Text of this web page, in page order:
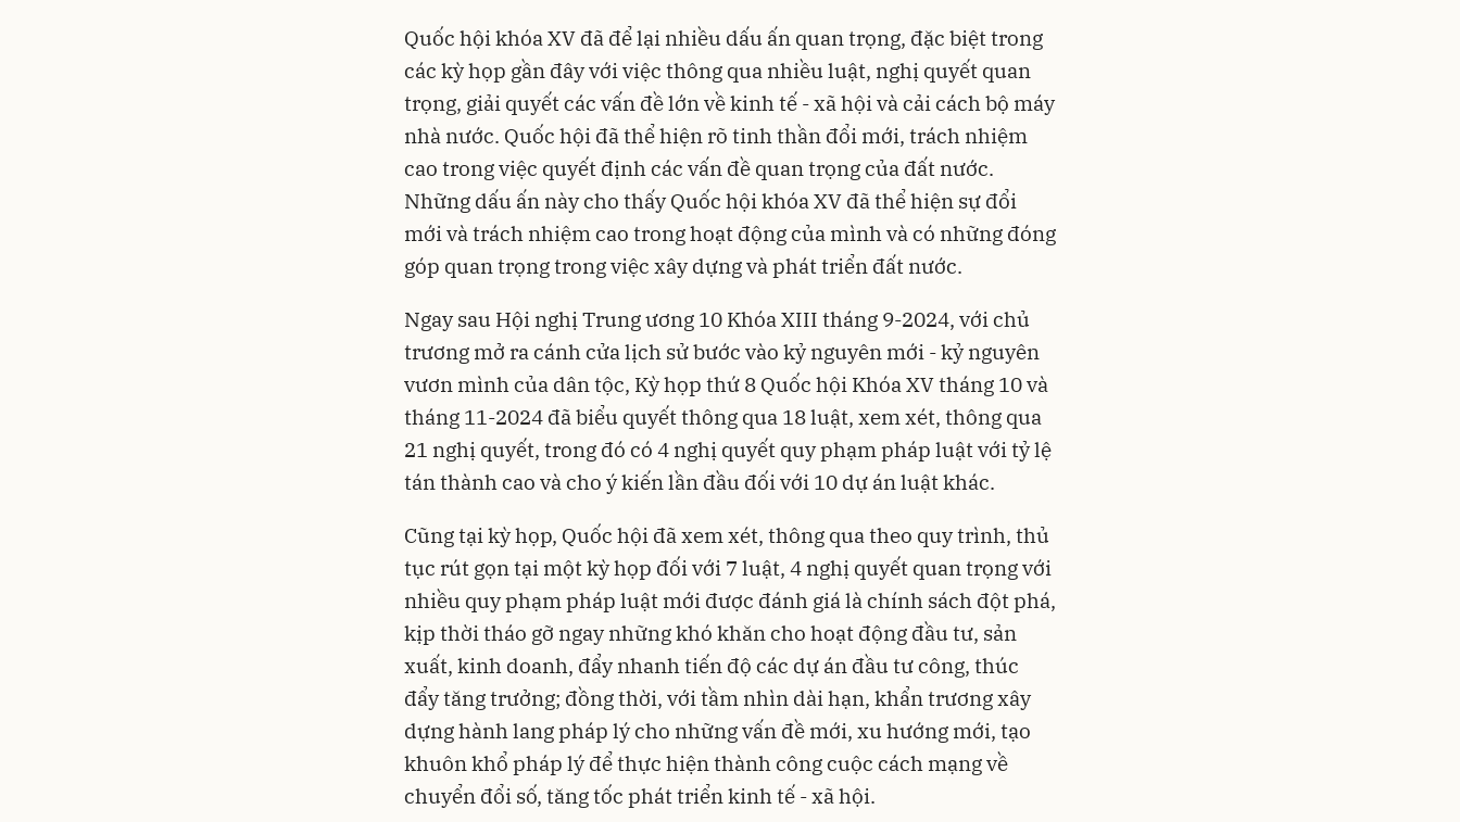
Quốc hội khóa XV đã để lại nhiều dấu ấn quan trọng, đặc biệt trong
các kỳ họp gần đây với việc thông qua nhiều luật, nghị quyết quan
trọng, giải quyết các vấn đề lớn về kinh tế - xã hội và cải cách bộ máy
nhà nước. Quốc hội đã thể hiện rõ tinh thần đổi mới, trách nhiệm
cao trong việc quyết định các vấn đề quan trọng của đất nước.
Những dấu ấn này cho thấy Quốc hội khóa XV đã thể hiện sự đổi
mới và trách nhiệm cao trong hoạt động của mình và có những đóng
góp quan trọng trong việc xây dựng và phát triển đất nước.
Ngay sau Hội nghị Trung ương 10 Khóa XIII tháng 9-2024, với chủ
trương mở ra cánh cửa lịch sử bước vào kỷ nguyên mới - kỷ nguyên
vươn mình của dân tộc, Kỳ họp thứ 8 Quốc hội Khóa XV tháng 10 và
tháng 11-2024 đã biểu quyết thông qua 18 luật, xem xét, thông qua
21 nghị quyết, trong đó có 4 nghị quyết quy phạm pháp luật với tỷ lệ
tán thành cao và cho ý kiến lần đầu đối với 10 dự án luật khác.
Cũng tại kỳ họp, Quốc hội đã xem xét, thông qua theo quy trình, thủ
tục rút gọn tại một kỳ họp đối với 7 luật, 4 nghị quyết quan trọng với
nhiều quy phạm pháp luật mới được đánh giá là chính sách đột phá,
kịp thời tháo gỡ ngay những khó khăn cho hoạt động đầu tư, sản
xuất, kinh doanh, đẩy nhanh tiến độ các dự án đầu tư công, thúc
đẩy tăng trưởng; đồng thời, với tầm nhìn dài hạn, khẩn trương xây
dựng hành lang pháp lý cho những vấn đề mới, xu hướng mới, tạo
khuôn khổ pháp lý để thực hiện thành công cuộc cách mạng về
chuyển đổi số, tăng tốc phát triển kinh tế - xã hội.